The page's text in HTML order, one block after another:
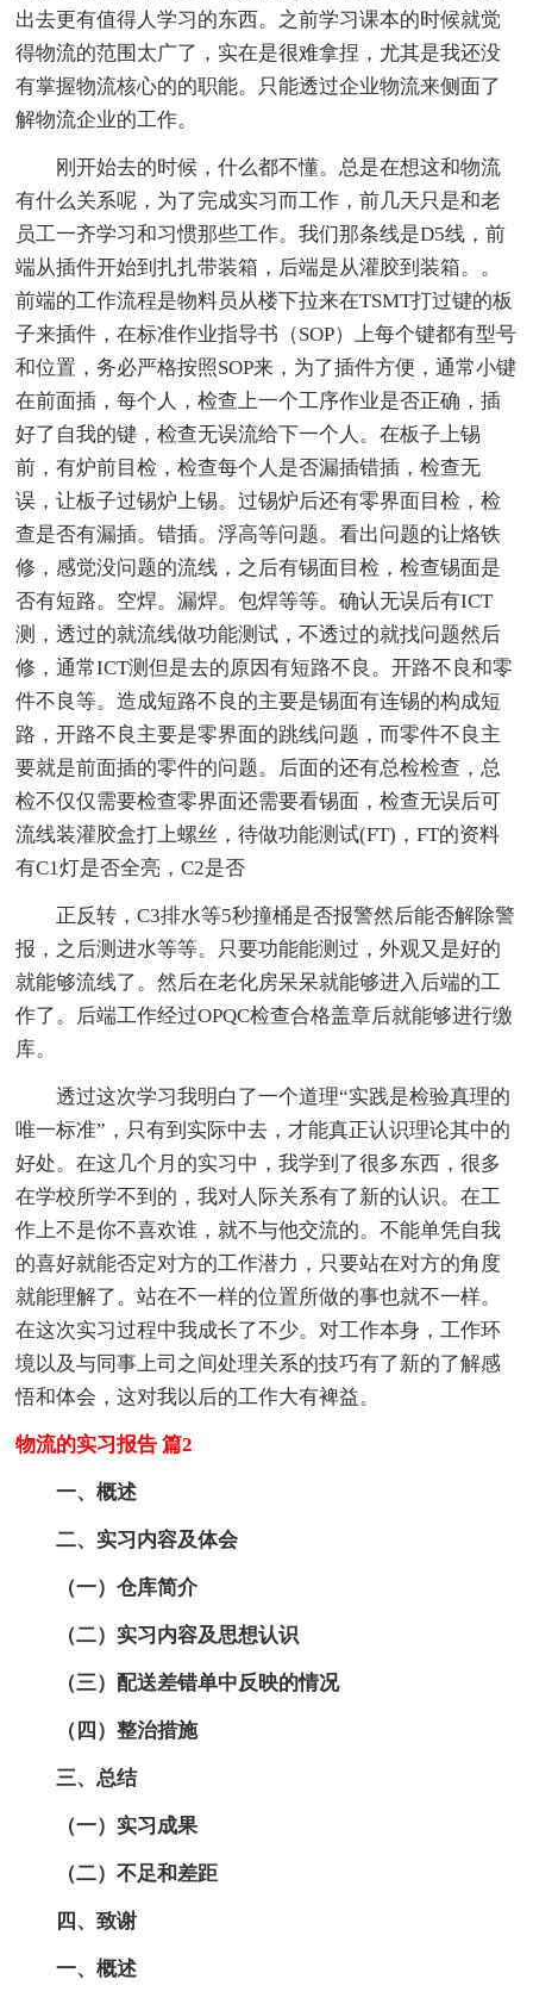
出去更有值得人学习的东西。之前学习课本的时候就觉
得物流的范围太广了，实在是很难拿捏，尤其是我还没
有掌握物流核心的的职能。只能透过企业物流来侧面了
解物流企业的工作。
刚开始去的时候，什么都不懂。总是在想这和物流
有什么关系呢，为了完成实习而工作，前几天只是和老
员工一齐学习和习惯那些工作。我们那条线是D5线，前
端从插件开始到扎扎带装箱，后端是从灌胶到装箱。。
前端的工作流程是物料员从楼下拉来在TSMT打过键的板
子来插件，在标准作业指导书（SOP）上每个键都有型号
和位置，务必严格按照SOP来，为了插件方便，通常小键
在前面插，每个人，检查上一个工序作业是否正确，插
好了自我的键，检查无误流给下一个人。在板子上锡
前，有炉前目检，检查每个人是否漏插错插，检查无
误，让板子过锡炉上锡。过锡炉后还有零界面目检，检
查是否有漏插。错插。浮高等问题。看出问题的让烙铁
修，感觉没问题的流线，之后有锡面目检，检查锡面是
否有短路。空焊。漏焊。包焊等等。确认无误后有ICT
测，透过的就流线做功能测试，不透过的就找问题然后
修，通常ICT测但是去的原因有短路不良。开路不良和零
件不良等。造成短路不良的主要是锡面有连锡的构成短
路，开路不良主要是零界面的跳线问题，而零件不良主
要就是前面插的零件的问题。后面的还有总检检查，总
检不仅仅需要检查零界面还需要看锡面，检查无误后可
流线装灌胶盒打上螺丝，待做功能测试(FT)，FT的资料
有C1灯是否全亮，C2是否
正反转，C3排水等5秒撞桶是否报警然后能否解除警
报，之后测进水等等。只要功能能测过，外观又是好的
就能够流线了。然后在老化房呆呆就能够进入后端的工
作了。后端工作经过OPQC检查合格盖章后就能够进行缴
库。
透过这次学习我明白了一个道理“实践是检验真理的
唯一标准”，只有到实际中去，才能真正认识理论其中的
好处。在这几个月的实习中，我学到了很多东西，很多
在学校所学不到的，我对人际关系有了新的认识。在工
作上不是你不喜欢谁，就不与他交流的。不能单凭自我
的喜好就能否定对方的工作潜力，只要站在对方的角度
就能理解了。站在不一样的位置所做的事也就不一样。
在这次实习过程中我成长了不少。对工作本身，工作环
境以及与同事上司之间处理关系的技巧有了新的了解感
悟和体会，这对我以后的工作大有裨益。
物流的实习报告 篇2
一、概述
二、实习内容及体会
（一）仓库简介
（二）实习内容及思想认识
（三）配送差错单中反映的情况
（四）整治措施
三、总结
（一）实习成果
（二）不足和差距
四、致谢
一、概述